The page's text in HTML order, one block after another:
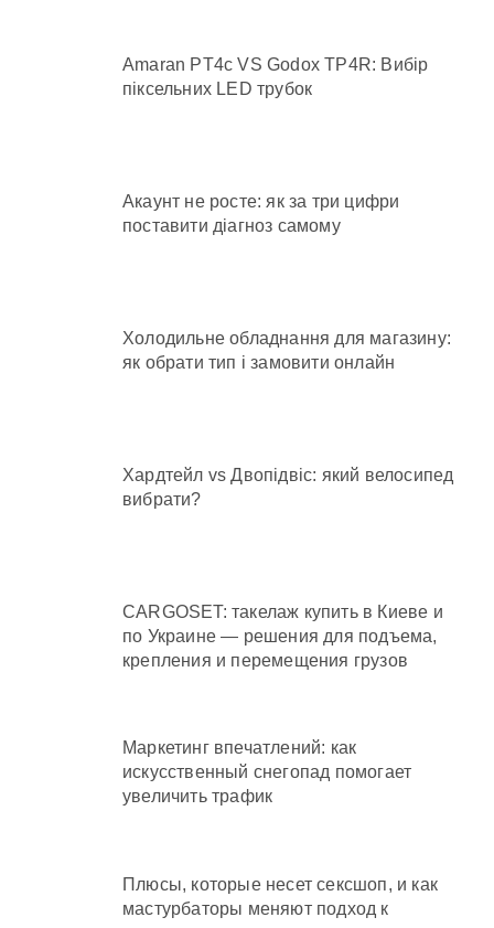
Amaran PT4c VS Godox TP4R: Вибір
піксельних LED трубок
Акаунт не росте: як за три цифри
поставити діагноз самому
Холодильне обладнання для магазину:
як обрати тип і замовити онлайн
Хардтейл vs Двопідвіс: який велосипед
вибрати?
CARGOSET: такелаж купить в Киеве и
по Украине — решения для подъема,
крепления и перемещения грузов
Маркетинг впечатлений: как
искусственный снегопад помогает
увеличить трафик
Плюсы, которые несет сексшоп, и как
мастурбаторы меняют подход к